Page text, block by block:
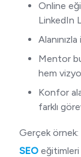
Online
LinkedIn
Mentor
hem
Konfor
farklı
Gerçek örnek:
SEO eğitimleri